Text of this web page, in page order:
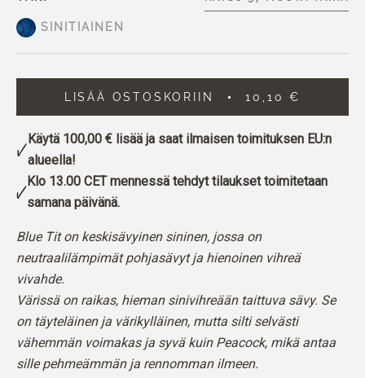
SINITIAINEN
LISÄÄ OSTOSKORIIN 10,10 €
Käytä 100,00 € lisää ja saat ilmaisen toimituksen EU:n
alueella!
Klo 13.00 CET mennessä tehdyt tilaukset toimitetaan
samana päivänä.
Blue Tit on keskisävyinen sininen, jossa on
neutraalilämpimät pohjasävyt ja hienoinen vihreä
vivahde.
Värissä on raikas, hieman sinivihreään taittuva sävy. Se
on täyteläinen ja värikylläinen, mutta silti selvästi
vähemmän voimakas ja syvä kuin Peacock, mikä antaa
sille pehmeämmän ja rennomman ilmeen.